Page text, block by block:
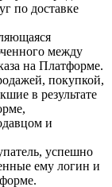
по доставке
между
на Платформе.
покупкой,
в результате
и
успешно
ему логин и